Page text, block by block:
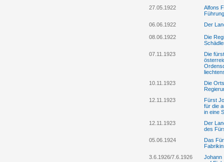
27.05.1922
Alfons
06.06.1922
Der
08.06.1922
Die
07.11.1923
Die
10.11.1923
Die
12.11.1923
Fürst
für die
in eine
12.11.1923
Der
des
05.06.1924
Das
3.6.1926/7.6.1926
Johann